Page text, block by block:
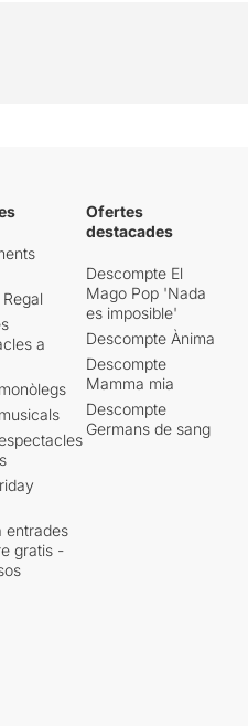
a
entrades
gratis -
Ofertes
destacades
Descompte El
Mago Pop 'Nada
es imposible'
Descompte Ànima
Descompte
Mamma mia
Descompte
Germans de sang